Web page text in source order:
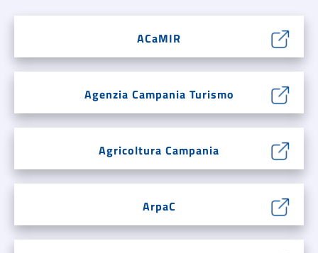
ACaMIR
Agenzia Campania Turismo
Agricoltura Campania
ArpaC